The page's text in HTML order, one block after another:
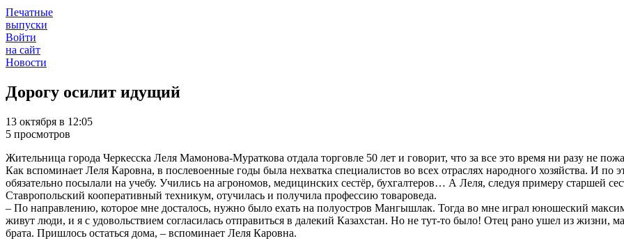
Печатные
выпуски
Войти
на сайт
Новости
Дорогу осилит идущий
13 октября в 12:05
5 просмотров
Жительница города Черкесска Леля Мамонова-Мураткова отдала торговле 50 лет и говорит, что за все это время ни разу не
Как вспоминает Леля Каровна, в послевоенные годы была нехватка специалистов во всех отраслях народного хозяйства. И по
обязательно посылали на учебу. Учились на агрономов, медицинских сестёр, бухгалтеров… А Леля, следуя примеру старшей
Ставропольский кооперативный техникум, отучилась и получила профессию товароведа.
– По направлению, которое мне досталось, нужно было ехать на полуостров Мангышлак. Тогда во мне играл юношеский
живут люди, и я с удовольствием согласилась отправиться в далекий Казахстан. Но не тут-то было! Отец рано ушел из жизни,
брата. Пришлось остаться дома, – вспоминает Леля Каровна.